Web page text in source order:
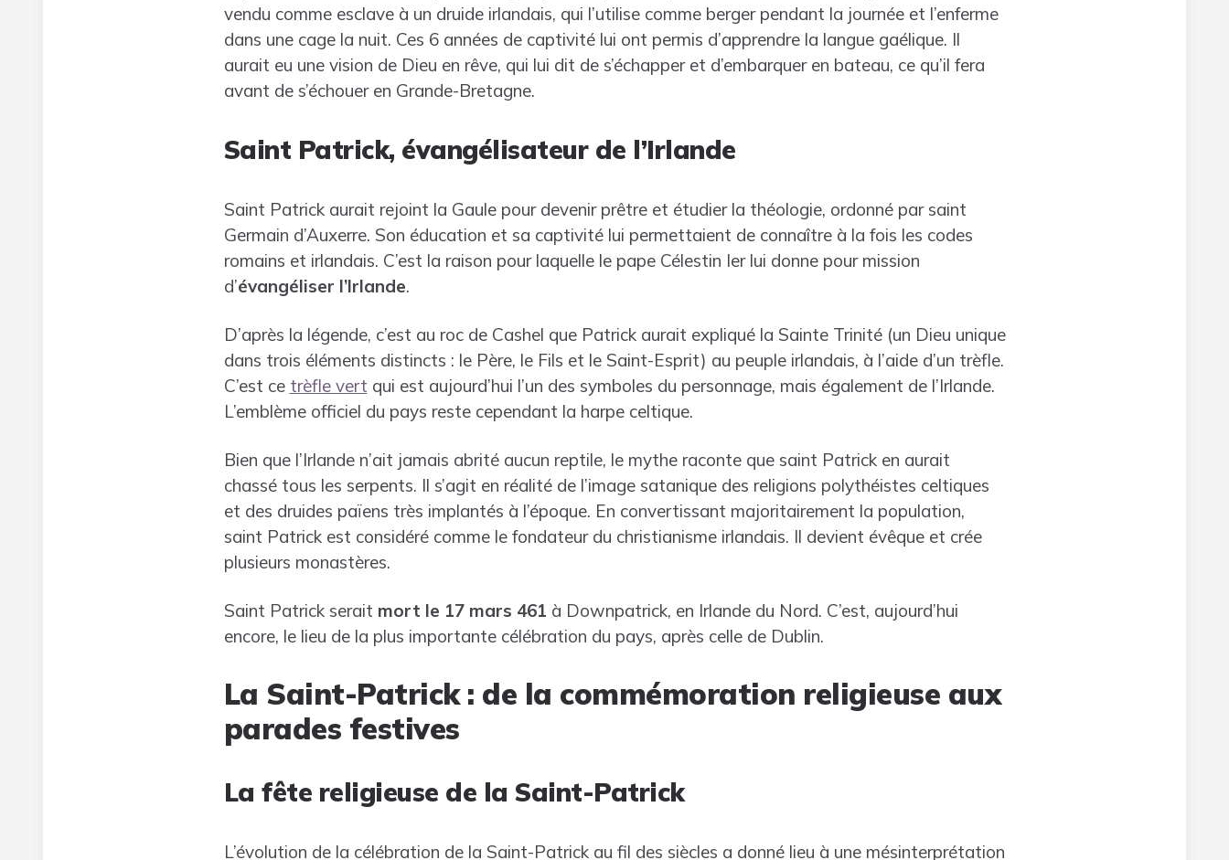
vendu comme esclave à un druide irlandais, qui l’utilise comme berger pendant la journée et l’enferme
dans une cage la nuit. Ces 6 années de captivité lui ont permis d’apprendre la langue gaélique. Il
aurait eu une vision de Dieu en rêve, qui lui dit de s’échapper et d’embarquer en bateau, ce qu’il fera
avant de s’échouer en Grande-Bretagne.
Saint Patrick, évangélisateur de l’Irlande
Saint Patrick aurait rejoint la Gaule pour devenir prêtre et étudier la théologie, ordonné par saint
Germain d’Auxerre. Son éducation et sa captivité lui permettaient de connaître à la fois les codes
romains et irlandais. C’est la raison pour laquelle le pape Célestin Ier lui donne pour mission
d’évangéliser l’Irlande.
D’après la légende, c’est au roc de Cashel que Patrick aurait expliqué la Sainte Trinité (un Dieu unique
dans trois éléments distincts : le Père, le Fils et le Saint-Esprit) au peuple irlandais, à l’aide d’un trèfle.
C’est ce trèfle vert qui est aujourd’hui l’un des symboles du personnage, mais également de l’Irlande.
L’emblème officiel du pays reste cependant la harpe celtique.
Bien que l’Irlande n’ait jamais abrité aucun reptile, le mythe raconte que saint Patrick en aurait
chassé tous les serpents. Il s’agit en réalité de l’image satanique des religions polythéistes celtiques
et des druides païens très implantés à l’époque. En convertissant majoritairement la population,
saint Patrick est considéré comme le fondateur du christianisme irlandais. Il devient évêque et crée
plusieurs monastères.
Saint Patrick serait mort le 17 mars 461 à Downpatrick, en Irlande du Nord. C’est, aujourd’hui
encore, le lieu de la plus importante célébration du pays, après celle de Dublin.
La Saint-Patrick : de la commémoration religieuse aux
parades festives
La fête religieuse de la Saint-Patrick
L’évolution de la célébration de la Saint-Patrick au fil des siècles a donné lieu à une mésinterprétation